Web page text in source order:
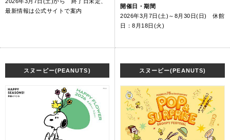
最新情報は公式サイトで案内
開催日・期間
2026年3月7日(土)～8月30日(日) 休館
日：8月18日(火)
スヌーピー(PEANUTS) スヌーピー(PEANUTS)